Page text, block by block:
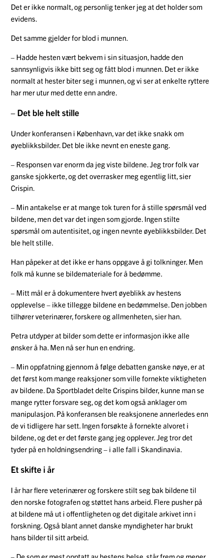
Det er ikke normalt, og personlig tenker jeg at det holder som
evidens.
Det samme gjelder for blod i munnen.
– Hadde hesten vært bekvem i sin situasjon, hadde den
sannsynligvis ikke bitt seg og fått blod i munnen. Det er ikke
normalt at hester biter seg i munnen, og vi ser at enkelte ryttere
har mer utur med dette enn andre.
– Det ble helt stille
Under konferansen i København, var det ikke snakk om
øyeblikksbilder. Det ble ikke nevnt en eneste gang.
– Responsen var enorm da jeg viste bildene. Jeg tror folk var
ganske sjokkerte, og det overrasker meg egentlig litt, sier
Crispin.
– Min antakelse er at mange tok turen for å stille spørsmål ved
bildene, men det var det ingen som gjorde. Ingen stilte
spørsmål om autentisitet, og ingen nevnte øyeblikksbilder. Det
ble helt stille.
Han påpeker at det ikke er hans oppgave å gi tolkninger. Men
folk må kunne se bildemateriale for å bedømme.
– Mitt mål er å dokumentere hvert øyeblikk av hestens
opplevelse – ikke tillegge bildene en bedømmelse. Den jobben
tilhører veterinærer, forskere og allmenheten, sier han.
Petra utdyper at bilder som dette er informasjon ikke alle
ønsker å ha. Men nå ser hun en endring.
– Min oppfatning gjennom å følge debatten ganske nøye, er at
det først kom mange reaksjoner som ville fornekte viktigheten
av bildene. Da Sportbladet delte Crispins bilder, kunne man se
mange rytter forsvare seg, og det kom også anklager om
manipulasjon. På konferansen ble reaksjonene annerledes enn
de vi tidligere har sett. Ingen forsøkte å fornekte alvoret i
bildene, og det er det første gang jeg opplever. Jeg tror det
tyder på en holdningsendring – i alle fall i Skandinavia.
Et skifte i år
I år har flere veterinærer og forskere stilt seg bak bildene til
den norske fotografen og støttet hans arbeid. Flere pusher på
at bildene må ut i offentligheten og det digitale arkivet inn i
forskning. Også blant annet danske myndigheter har brukt
hans bilder til sitt arbeid.